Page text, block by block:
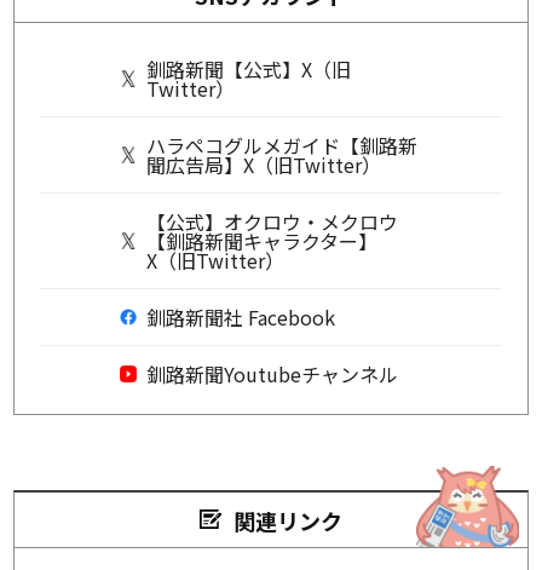
釧路新聞【公式】X（旧
Twitter）
ハラペコグルメガイド【釧路新
聞広告局】X（旧Twitter）
【公式】オクロウ・メクロウ
【釧路新聞キャラクター】
X（旧Twitter）
釧路新聞社 Facebook
釧路新聞Youtubeチャンネル
関連リンク